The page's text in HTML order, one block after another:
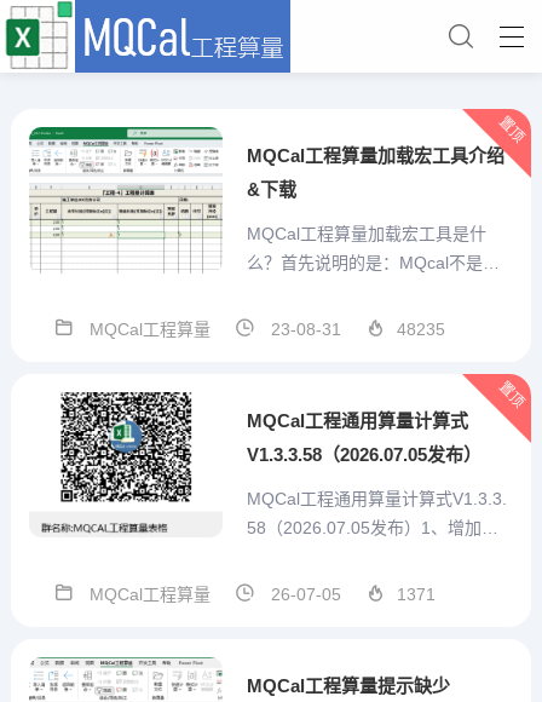
MQCal工程算量加载宏工具介绍
&下载
MQCal工程算量加载宏工具是什
么？首先说明的是：MQcal不是一
值工具。他是我本人结合手工算量
算量表格自己设计、重复项目便捷
输入、特殊标记、汇总统计、打印
或打印为pdf、造价预估...
MQCal工程算量 23-08-31 48235
置顶
MQCal工程通用算量计算式
V1.3.3.58（2026.07.05发布）
MQCal工程通用算量计算式V1.3.3.
58（2026.07.05发布）1、增加技
通用算量计算式V1.3.3.56 2026.07.
MQCal工程算量 26-07-05 1371
置顶
MQCal工程算量提示缺少